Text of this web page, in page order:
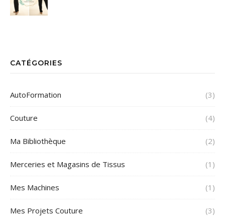
CATÉGORIES
AutoFormation (3)
Couture (4)
Ma Bibliothèque (2)
Merceries et Magasins de Tissus (1)
Mes Machines (1)
Mes Projets Couture (3)